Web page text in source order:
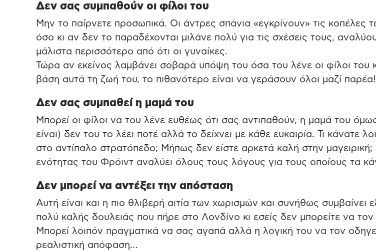
Δεν σας συμπαθούν οι φίλοι του
Μην το παίρνετε προσωπικά. Οι άντρες σπάνια «εγκρίνουν» τις κοπέλες
όσο κι αν δεν το παραδέχονται μιλάνε πολύ για τις σχέσεις τους,
μάλιστα περισσότερο από ότι οι γυναίκες.
Τώρα αν εκείνος λαμβάνει σοβαρά υπόψη του όσα του λένε οι φίλοι του
βάση αυτά τη ζωή του, το πιθανότερο είναι να γεράσουν όλοι μαζί παρέα!
Δεν σας συμπαθεί η μαμά του
Μπορεί οι φίλοι να του λένε ευθέως ότι σας αντιπαθούν, η μαμά του
είναι) δεν του το λέει ποτέ αλλά το δείχνει με κάθε ευκαιρία. Τι κάνατε
στο αντίπαλο στρατόπεδο; Μήπως δεν είστε αρκετά καλή στην
ενότητας του Φρόιντ αναλύει όλους τους λόγους για τους οποίους τα
Δεν μπορεί να αντέξει την απόσταση
Αυτή είναι και η πιο θλιβερή αιτία των χωρισμών και συνήθως συμβαίνει
πολύ καλής δουλειάς που πήρε στο Λονδίνο κι εσείς δεν μπορείτε να
Μπορεί λοιπόν πραγματικά να σας αγαπά αλλά η λογική του να τον
ρεαλιστική απόφαση…